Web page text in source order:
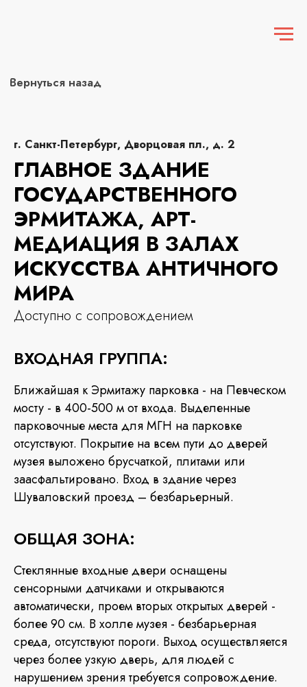
г. Санкт-Петербург, Дворцовая пл., д. 2
ГЛАВНОЕ ЗДАНИЕ
ГОСУДАРСТВЕННОГО
ЭРМИТАЖА, АРТ-
МЕДИАЦИЯ В ЗАЛАХ
ИСКУССТВА АНТИЧНОГО
МИРА
Доступно с сопровождением
ВХОДНАЯ ГРУППА:
Ближайшая к Эрмитажу парковка - на Певческом
мосту - в 400-500 м от входа. Выделенные
парковочные места для МГН на парковке
отсутствуют. Покрытие на всем пути до дверей
музея выложено брусчаткой, плитами или
заасфальтировано. Вход в здание через
Шуваловский проезд – безбарьерный.
ОБЩАЯ ЗОНА:
Стеклянные входные двери оснащены
сенсорными датчиками и открываются
автоматически, проем вторых открытых дверей -
более 90 см. В холле музея - безбарьерная
среда, отсутствуют пороги. Выход осуществляется
через более узкую дверь, для людей с
нарушением зрения требуется сопровождение.